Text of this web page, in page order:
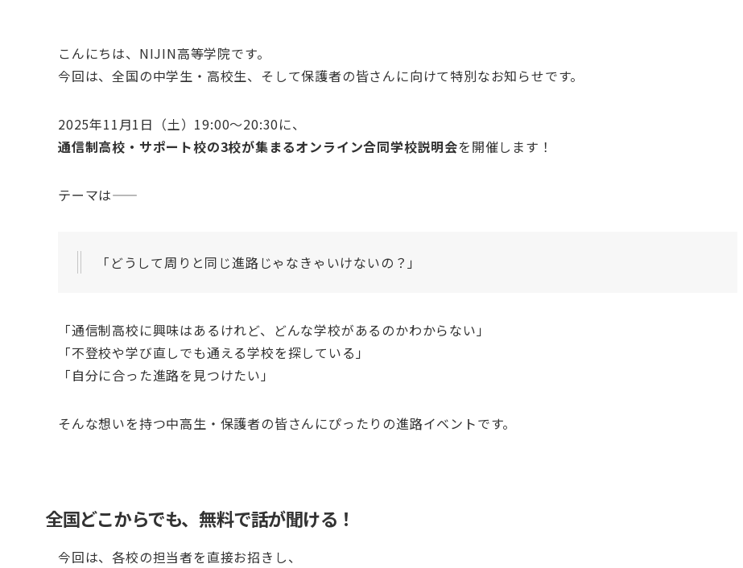
こんにちは、NIJIN高等学院です。
今回は、全国の中学生・高校生、そして保護者の皆さんに向けて特別なお知らせです。
2025年11月1日（土）19:00〜20:30に、
通信制高校・サポート校の3校が集まるオンライン合同学校説明会を開催します！
テーマは——
「どうして周りと同じ進路じゃなきゃいけないの？」
「通信制高校に興味はあるけれど、どんな学校があるのかわからない」
「不登校や学び直しでも通える学校を探している」
「自分に合った進路を見つけたい」
そんな想いを持つ中高生・保護者の皆さんにぴったりの進路イベントです。
全国どこからでも、無料で話が聞ける！
今回は、各校の担当者を直接お招きし、